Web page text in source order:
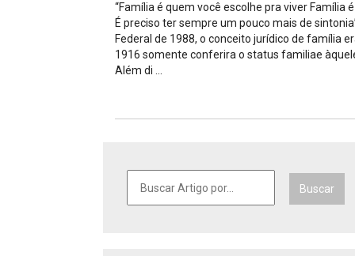
“Família é quem você escolhe pra viver
É preciso ter sempre um pouco mais de
Federal de 1988, o conceito jurídico de família
1916 somente conferira o status familiae
Além di ...
Buscar